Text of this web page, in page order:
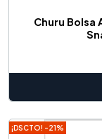
Churu Bolsa
¡DSCTO! -21%